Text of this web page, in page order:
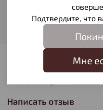
Масса ножа
Написать отзыв
Подтвердите, что
Мне